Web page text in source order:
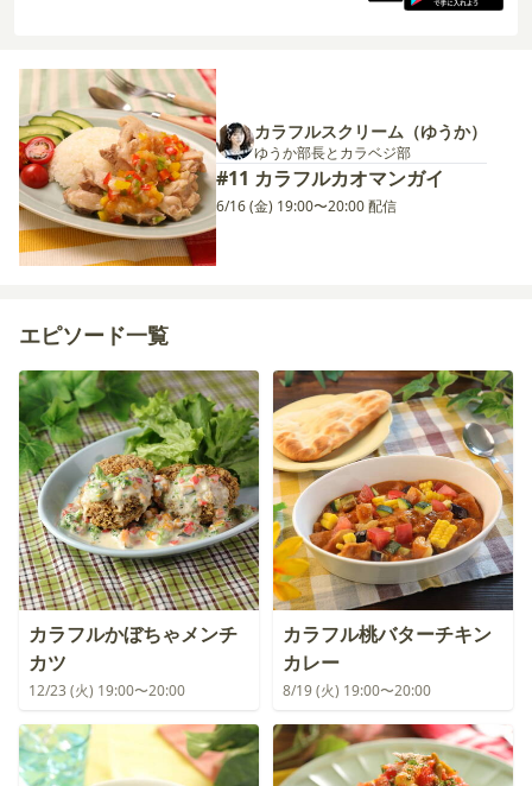
カラフルスクリーム（ゆうか）
ゆうか部長とカラベジ部
#11 カラフルカオマンガイ
6/16 (金) 19:00〜20:00 配信
エピソード一覧
カラフルかぼちゃメンチ
カツ
12/23 (火) 19:00〜20:00
カラフル桃バターチキン
カレー
8/19 (火) 19:00〜20:00